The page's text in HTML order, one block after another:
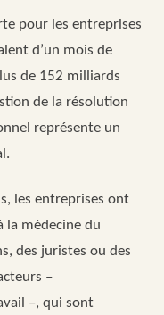
pour les entreprises
d’un mois de
de 152 milliards
de la résolution
représente un
les entreprises ont
la médecine du
des juristes ou des
–
–, qui sont